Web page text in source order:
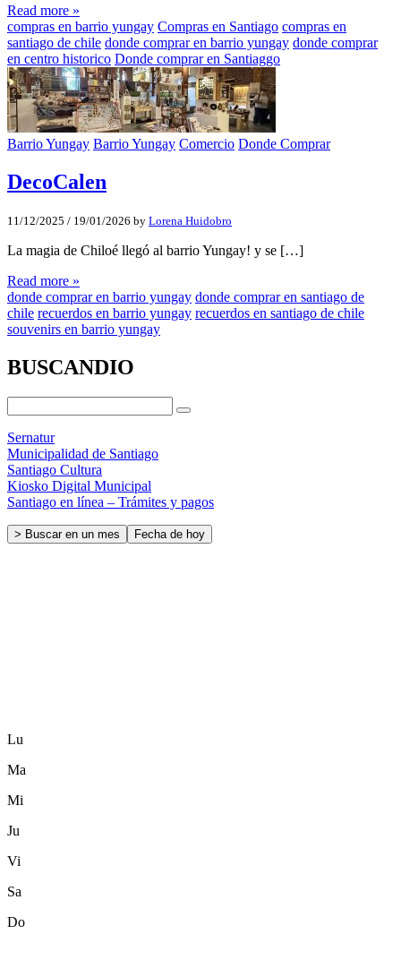
Read more »
compras en barrio yungay Compras en Santiago compras en
santiago de chile donde comprar en barrio yungay donde comprar
en centro historico Donde comprar en Santiaggo
Barrio Yungay Barrio Yungay Comercio Donde Comprar
DecoCalen
11/12/2025 / 19/01/2026 by Lorena Huidobro
La magia de Chiloé llegó al barrio Yungay! y se […]
Read more »
donde comprar en barrio yungay donde comprar en santiago de
chile recuerdos en barrio yungay recuerdos en santiago de chile
souvenirs en barrio yungay
BUSCANDIO
Sernatur
Municipalidad de Santiago
Santiago Cultura
Kiosko Digital Municipal
Santiago en línea – Trámites y pagos
> Buscar en un mes Fecha de hoy
Lu
Ma
Mi
Ju
Vi
Sa
Do